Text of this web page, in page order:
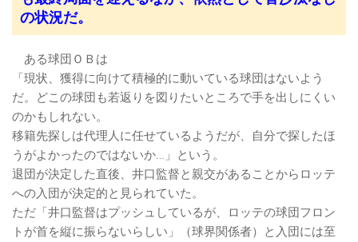
の状況だ。
ある球団ＯＢは
「現状、獲得に向けて積極的に動いている球団はないよう
だ。どこの球団も若返りを図りたいところで手を出しにくい
のかもしれない。
移籍先探しは代理人に任せているようだが、自分で探したほ
うがよかったのではないか…」という。
退団が決定した直後、井口監督と親交があることからロッテ
への入団が決定的と見られていた。
ただ「井口監督はプッシュしているが、ロッテの球団フロン
トが首を縦に振らないらしい」（球界関係者）と入団には至